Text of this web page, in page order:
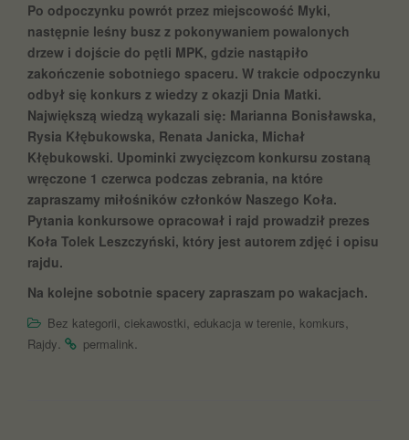
Po odpoczynku powrót przez miejscowość Myki,
następnie leśny busz z pokonywaniem powalonych
drzew i dojście do pętli MPK, gdzie nastąpiło
zakończenie sobotniego spaceru. W trakcie odpoczynku
odbył się konkurs z wiedzy z okazji Dnia Matki.
Największą wiedzą wykazali się: Marianna Bonisławska,
Rysia Kłębukowska, Renata Janicka, Michał
Kłębukowski. Upominki zwycięzcom konkursu zostaną
wręczone 1 czerwca podczas zebrania, na które
zapraszamy miłośników członków Naszego Koła.
Pytania konkursowe opracował i rajd prowadził prezes
Koła Tolek Leszczyński, który jest autorem zdjęć i opisu
rajdu.
Na kolejne sobotnie spacery zapraszam po wakacjach.
Bez kategorii, ciekawostki, edukacja w terenie, komkurs,
Rajdy. permalink.